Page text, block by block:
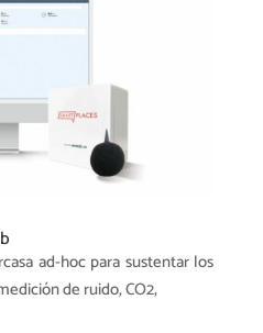
ad-hoc para sustentar los
de ruido, CO2,